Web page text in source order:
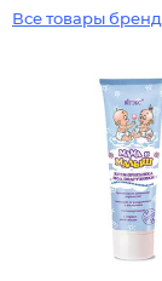
Все товары